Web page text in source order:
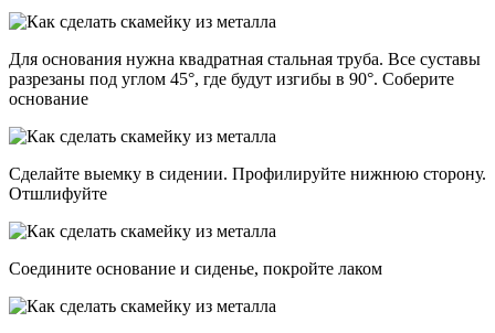
Для основания нужна квадратная стальная труба. Все суставы
разрезаны под углом 45°, где будут изгибы в 90°. Соберите
основание
Сделайте выемку в сидении. Профилируйте нижнюю сторону.
Отшлифуйте
Соедините основание и сиденье, покройте лаком